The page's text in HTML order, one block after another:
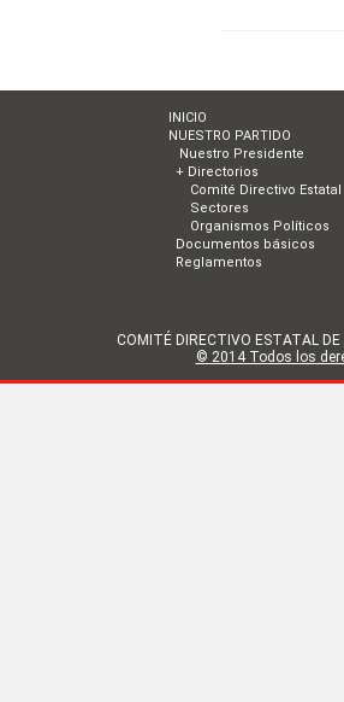
INICIO
NUESTRO PARTIDO
Nuestro Presidente
+ Directorios
Comité Directivo Estatal
Sectores
Organismos Políticos
Documentos básicos
Reglamentos
COMITÉ DIRECTIVO ESTATAL
© 2014 Todos los